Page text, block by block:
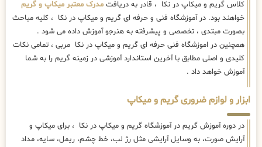
کلاس گریم و میکاپ در نکا ، قادر به دریافت مدرک معتبر میکاپ و گریم
خواهند بود. در آموزشگاه فنی و حرفه ای گریم و میکاپ در نکا ، کلیه مباحث
بصورت مبتدی ، تخصصی و پیشرفته به هنرجو آموزش داده می شود .
همچنین در اموزشگاه فنی حرفه ای گریم و میکاپ در نکا مربی ، تمامی نکات
کلیدی و اصلی مطابق با آخرین استاندارد آموزشی در زمینه گریم را به شما
آموزش خواهد داد .
ابزار و لوازم ضروری گریم و میکاپ
در دوره آموزش گریم در آموزشگاه گریم و میکاپ در نکا ، برای میکاپ و
آرایش صورت، به وسایل آرایشی مثل رژ لب، خط چشم، ریمل، سایه، مداد